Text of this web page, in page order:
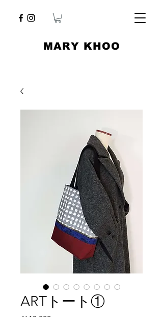
​MARY KHOO
ARTトート①